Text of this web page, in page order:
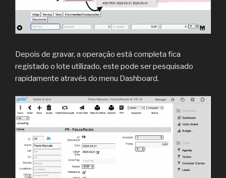
Depois de gravar, a operação está completa fica
registado o lote utilizado, este pode ser pesquisado
rapidamente através do menu Dashboard.